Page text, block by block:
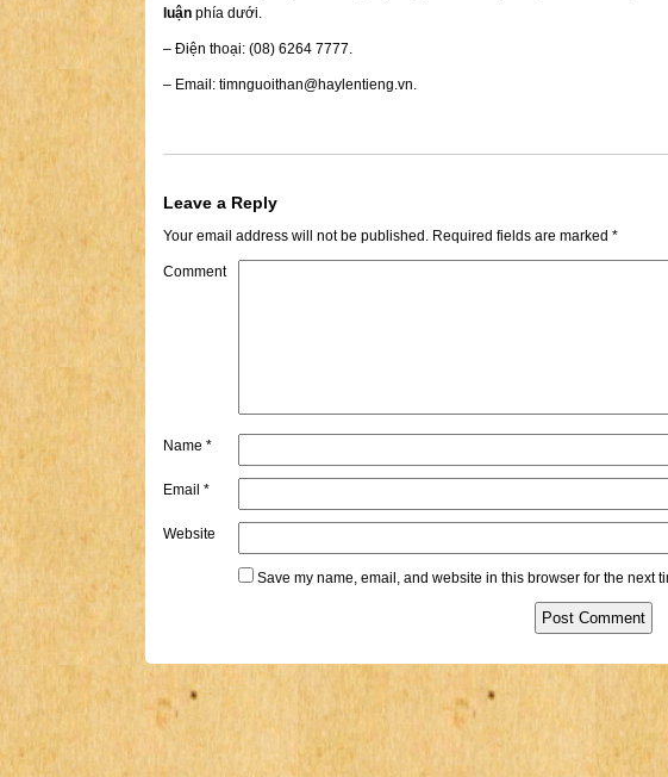
luận phía dưới.
– Điện thoại: (08) 6264 7777.
– Email: timnguoithan@haylentieng.vn.
Leave a Reply
Your email address will not be published. Required fields are marked *
Comment
Name *
Email *
Website
Save my name, email, and website in this browser for the next